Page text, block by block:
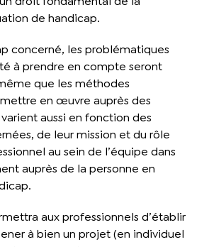
de handicap.
concerné, les problématiques
à prendre en compte seront
que les méthodes
en œuvre auprès des
aussi en fonction des
de leur mission et du rôle
au sein de l’équipe dans
auprès de la personne en
aux professionnels d’établir
à bien un projet (en individuel